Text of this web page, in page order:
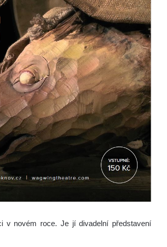
v novém roce. Je jí divadelní představení